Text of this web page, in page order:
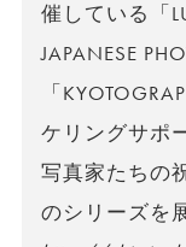
催している「
JAPANESE
「
ケリングサポ
写真家たちの
のシリーズを